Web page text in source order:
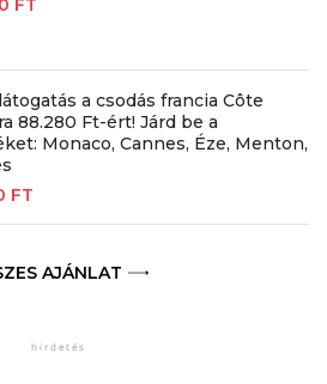
FT
a csodás francia Côte
88.280 Ft-ért! Járd be a
Monaco, Cannes, Éze, Menton,
FT
AJÁNLAT